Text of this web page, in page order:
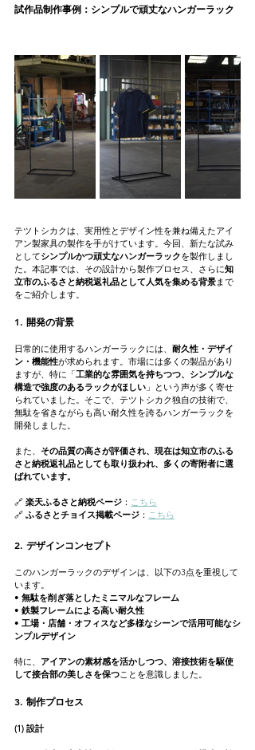
試作品制作事例：シンプルで頑丈なハンガーラック
テツトシカクは、実用性とデザイン性を兼ね備えたアイ
アン製家具の製作を手がけています。今回、新たな試み
としてシンプルかつ頑丈なハンガーラックを製作しまし
た。本記事では、その設計から製作プロセス、さらに知
立市のふるさと納税返礼品として人気を集める背景まで
をご紹介します。
1. 開発の背景
日常的に使用するハンガーラックには、 耐久性・デザイ
ン・機能性が求められます。市場には多くの製品があり
ますが、特に「工業的な雰囲気を持ちつつ、シンプルな
構造で強度のあるラックがほしい 」という声が多く寄せ
られていました。そこで、テツトシカク独自の技術で、
無駄を省きながらも高い耐久性を誇るハンガーラックを
開発しました。
また、 その品質の高さが評価され、現在は知立市のふる
さと納税返礼品としても取り扱われ、多くの寄附者に選
ばれています。
🔗 楽天ふるさと納税ページ ： こちら
🔗 ふるさとチョイス掲載ページ ： こちら
2. デザインコンセプト
このハンガーラックのデザインは、以下の3点を重視して
います。
• 無駄を削ぎ落としたミニマルなフレーム
• 鉄製フレームによる高い耐久性
• 工場・店舗・オフィスなど多様なシーンで活用可能なシ
ンプルデザイン
特に、 アイアンの素材感を活かしつつ、溶接技術を駆使
して接合部の美しさを保つことを意識しました。
3. 制作プロセス
(1) 設計